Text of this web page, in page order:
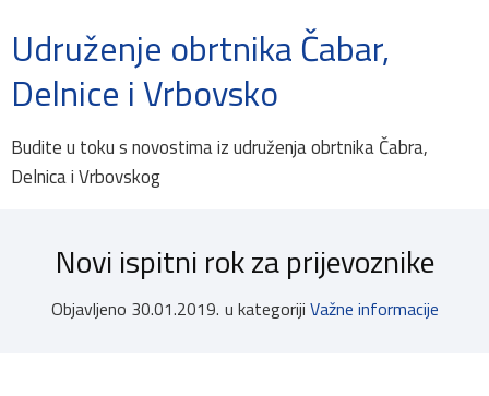
Udruženje obrtnika Čabar,
Delnice i Vrbovsko
Budite u toku s novostima iz udruženja obrtnika Čabra,
Delnica i Vrbovskog
Novi ispitni rok za prijevoznike
Objavljeno 30.01.2019. u kategoriji Važne informacije